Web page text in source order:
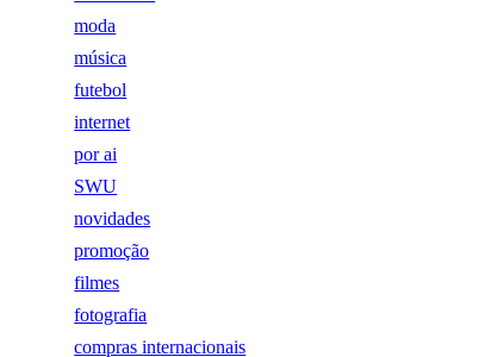
moda
música
futebol
internet
por ai
SWU
novidades
promoção
filmes
fotografia
compras internacionais